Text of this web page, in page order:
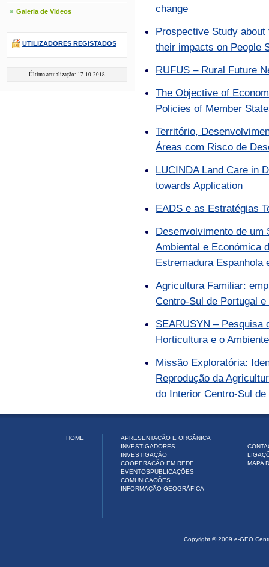
change
Prospective Study
their impacts on People
RUFUS – Rural Future
The Objective of
Policies of Member
Território,
Áreas com Risco de
LUCINDA Land Care in
towards Application
EADS e as Estratégias
Desenvolvimento de um
Ambiental e Económica
Estremadura Espanhola
Agricultura Familiar:
Centro-Sul de Portugal
SEARUSYN – Pesquisa
Horticultura e o
Missão Exploratória:
Reprodução da
do Interior Centro-Sul
Galeria de Videos
UTILIZADORES REGISTADOS
Última actualização: 17-10-2018
HOME
APRESENTAÇÃO E ORGÂNICA
INVESTIGADORES
INVESTIGAÇÃO
COOPERAÇÃO EM REDE
EVENTOSPUBLICAÇÕES
COMUNICAÇÕES
INFORMAÇÃO GEOGRÁFICA
MAPA
Copyright © 2009 e-GEO